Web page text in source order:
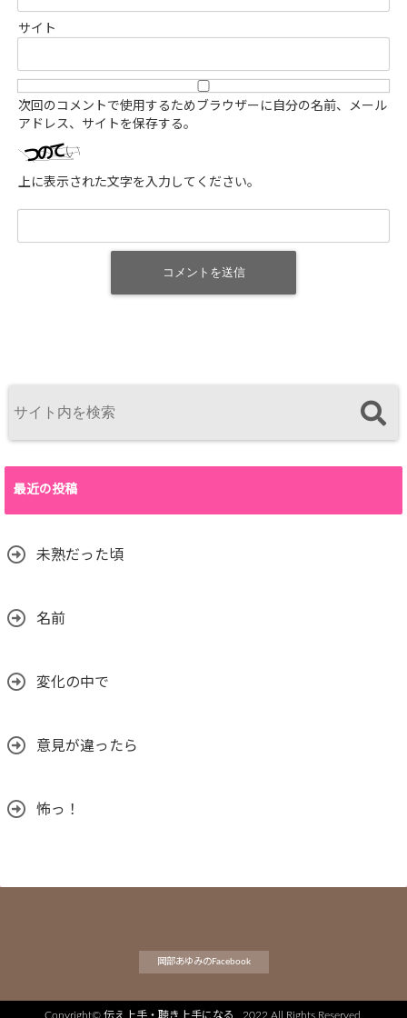
サイト
次回のコメントで使用するためブラウザーに自分の名前、メール
アドレス、サイトを保存する。
上に表示された文字を入力してください。
最近の投稿
未熟だった頃
名前
変化の中で
意見が違ったら
怖っ！
岡部あゆみのFacebook
Copyright© 伝え上手・聴き上手になる , 2022 All Rights Reserved.